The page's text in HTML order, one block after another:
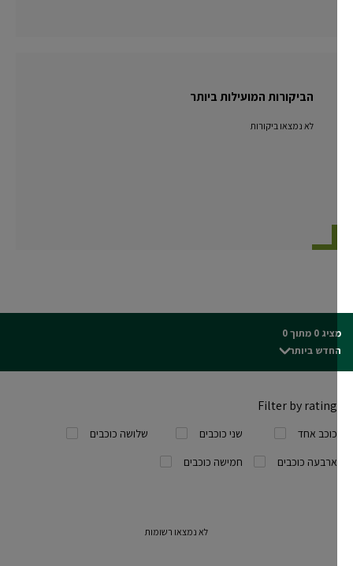
הביקורות המועילות ביותר
לא נמצאו ביקורות
0 מתוך 0
ביותר
Filter by rating
כוכב אחד שני כוכבים
שלושה כוכבים
ארבעה כוכבים
חמישה כוכבים
לא נמצאו רשומות